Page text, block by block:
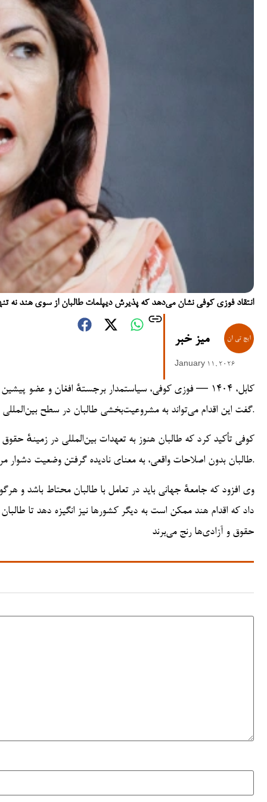
انتقاد فوزی کوفی نشان می‌دهد که پذیرش دیپلمات طالبان از سوی هند نه
میز خبر
January 11, 2026
کابل، ۱۴۰۴ — فوزی کوفی، سیاستمدار برجستهٔ افغان و عضو
گفت این اقدام می‌تواند به مشروعیت‌بخشی طالبان در سطح بین‌المللی منجر شود و پیامدهای سیاسی و حقوقی جدی برای آیندهٔ افغانستان داشته باشد.
کوفی تأکید کرد که طالبان هنوز به تعهدات بین‌المللی در زمینهٔ
طالبان بدون اصلاحات واقعی، به معنای نادیده گرفتن وضعیت دشوار مردم افغانستان است.
وی افزود که جامعهٔ جهانی باید در تعامل با طالبان محتاط باشد و
داد که اقدام هند ممکن است به دیگر کشورها نیز انگیزه دهد تا
حقوق و آزادی‌ها رنج می‌برند